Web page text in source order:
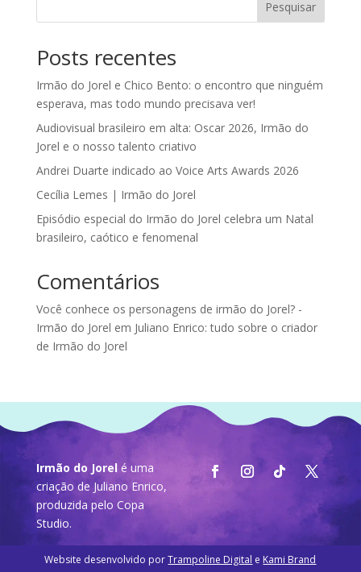
Pesquisar
Posts recentes
Irmão do Jorel e Chico Bento: o encontro que ninguém
esperava, mas todo mundo precisava ver!
Audiovisual brasileiro em alta: Oscar 2026, Irmão do
Jorel e o nosso talento criativo
Andrei Duarte indicado ao Voice Arts Awards 2026
Cecília Lemes | Irmão do Jorel
Episódio especial do Irmão do Jorel celebra um Natal
brasileiro, caótico e fenomenal
Comentários
Você conhece os personagens de irmão do Jorel? -
Irmão do Jorel em Juliano Enrico: tudo sobre o criador
de Irmão do Jorel
Irmão do Jorelé uma
criação de Juliano Enrico,
produzida pelo Copa
Studio.
Website desenvolvido porTrampoline Digital e Kami Brand